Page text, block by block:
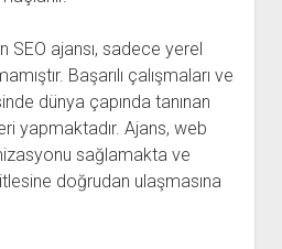
SEO ajansı, sadece yerel
Başarılı çalışmaları ve
dünya çapında tanınan
yapmaktadır. Ajans, web
sağlamakta ve
doğrudan ulaşmasına